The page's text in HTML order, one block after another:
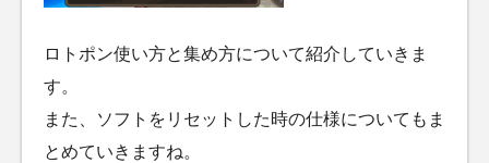
ロトポン使い方と集め方について紹介していきま
す。
また、ソフトをリセットした時の仕様についてもま
とめていきますね。